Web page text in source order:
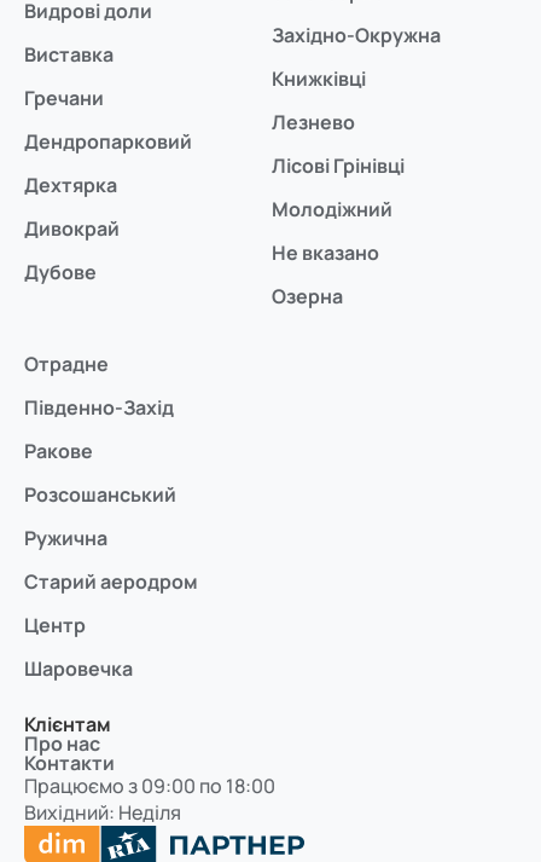
Видрові доли
Виставка
Гречани
Дендропарковий
Дехтярка
Дивокрай
Дубове
Західно-Окружна
Книжківці
Лезнево
Лісові Грінівці
Молодіжний
Не вказано
Озерна
Отрадне
Південно-Захід
Ракове
Розсошанський
Ружична
Старий аеродром
Центр
Шаровечка
Клієнтам
Про нас
Контакти
Працюємо з 09:00 по 18:00
Вихідний: Неділя